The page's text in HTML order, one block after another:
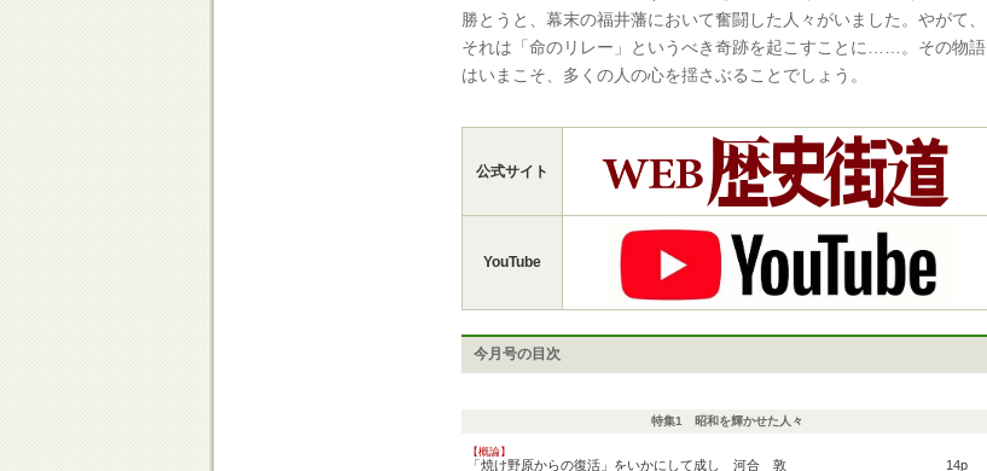
勝とうと、幕末の福井藩において奮闘した人々がいました。やがて、
それは「命のリレー」というべき奇跡を起こすことに……。その物語
はいまこそ、多くの人の心を揺さぶることでしょう。
公式サイト
YouTube
今月号の目次
特集1 昭和を輝かせた人々
【概論】
「焼け野原からの復活」をいかにして成し
河合 敦 14p